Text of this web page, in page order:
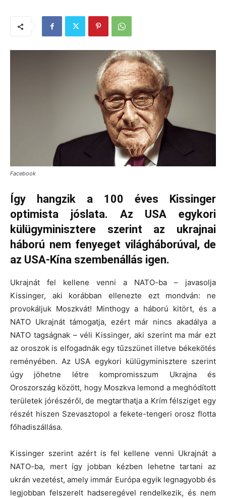
Facebook
Így hangzik a 100 éves Kissinger
optimista jóslata. Az USA egykori
külügyminisztere szerint az ukrajnai
háború nem fenyeget világháborúval, de
az USA-Kína szembenállás igen.
Ukrajnát fel kellene venni a NATO-ba – javasolja
Kissinger, aki korábban ellenezte ezt mondván: ne
provokáljuk Moszkvát! Minthogy a háború kitört, és a
NATO Ukrajnát támogatja, ezért már nincs akadálya a
NATO tagságnak – véli Kissinger, aki szerint ma már ezt
az oroszok is elfogadnák egy tűzszünet illetve békekötés
reményében. Az USA egykori külügyminisztere szerint
úgy jöhetne létre kompromisszum Ukrajna és
Oroszország között, hogy Moszkva lemond a meghódított
területek jórészéről, de megtarthatja a Krím félsziget egy
részét hiszen Szevasztopol a fekete-tengeri orosz flotta
főhadiszállása.
Kissinger szerint azért is fel kellene venni Ukrajnát a
NATO-ba, mert így jobban kézben lehetne tartani az
ukrán vezetést, amely immár Európa egyik legnagyobb és
legjobban felszerelt hadseregével rendelkezik, és nem